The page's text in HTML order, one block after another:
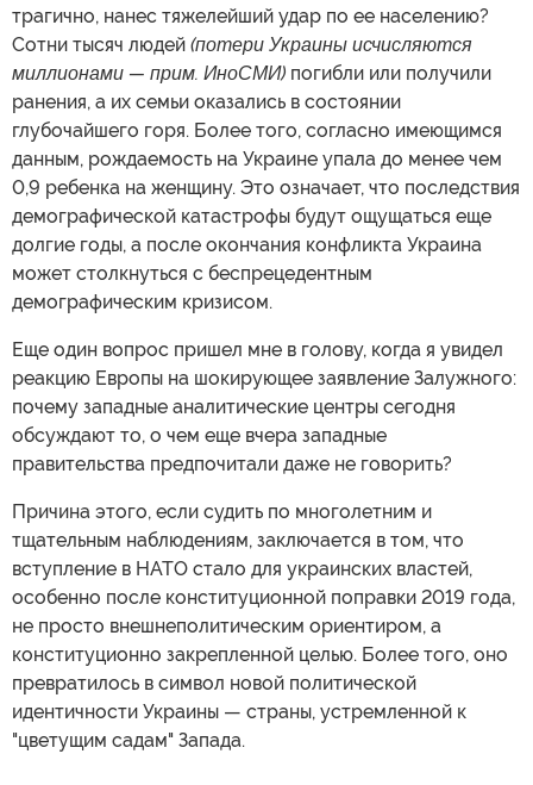
трагично, нанес тяжелейший удар по ее населению?
Сотни тысяч людей (потери Украины исчисляются
миллионами — прим. ИноСМИ) погибли или получили
ранения, а их семьи оказались в состоянии
глубочайшего горя. Более того, согласно имеющимся
данным, рождаемость на Украине упала до менее чем
0,9 ребенка на женщину. Это означает, что последствия
демографической катастрофы будут ощущаться еще
долгие годы, а после окончания конфликта Украина
может столкнуться с беспрецедентным
демографическим кризисом.
Еще один вопрос пришел мне в голову, когда я увидел
реакцию Европы на шокирующее заявление Залужного:
почему западные аналитические центры сегодня
обсуждают то, о чем еще вчера западные
правительства предпочитали даже не говорить?
Причина этого, если судить по многолетним и
тщательным наблюдениям, заключается в том, что
вступление в НАТО стало для украинских властей,
особенно после конституционной поправки 2019 года,
не просто внешнеполитическим ориентиром, а
конституционно закрепленной целью. Более того, оно
превратилось в символ новой политической
идентичности Украины — страны, устремленной к
"цветущим садам" Запада.